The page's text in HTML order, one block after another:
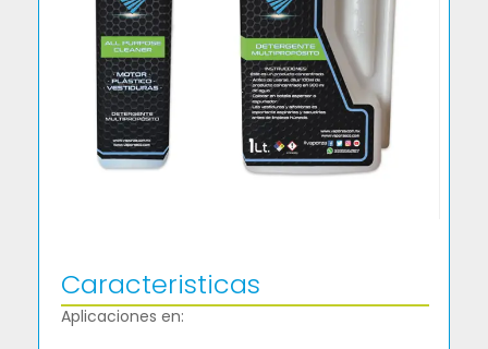
Caracteristicas
Aplicaciones en: